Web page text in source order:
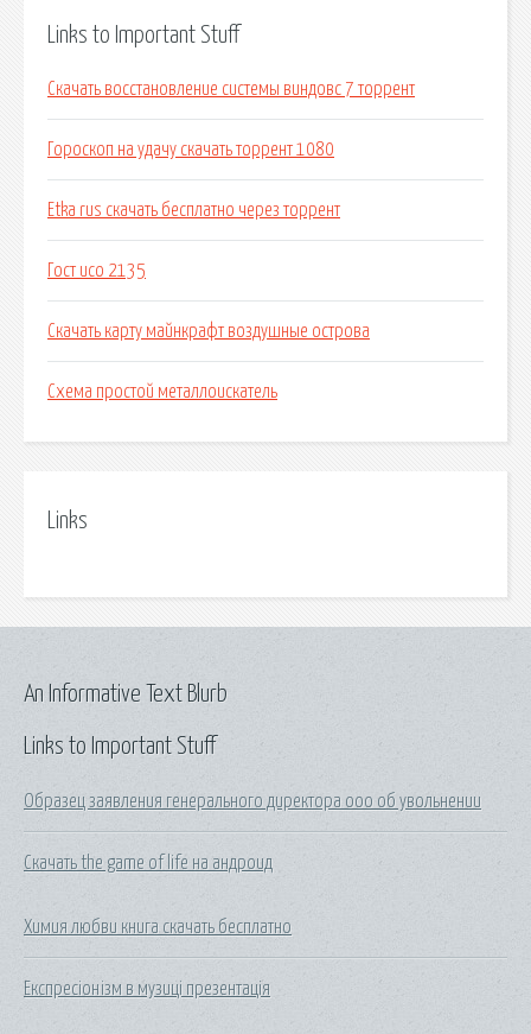
Links to Important Stuff
Скачать восстановление системы виндовс 7 торрент
Гороскоп на удачу скачать торрент 1080
Etka rus скачать бесплатно через торрент
Гост исо 2135
Скачать карту майнкрафт воздушные острова
Схема простой металлоискатель
Links
Links to Important Stuff
Образец заявления генерального директора ооо об увольнении
Скачать the game of life на андроид
Химия любви книга скачать бесплатно
Експресіонізм в музиці презентація
An Informative Text Blurb